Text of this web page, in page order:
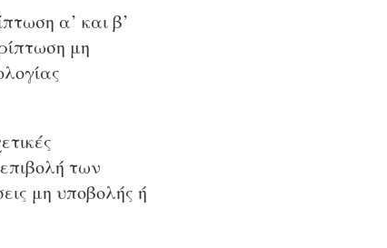
α’ και β’
μη
των
μη υποβολής ή